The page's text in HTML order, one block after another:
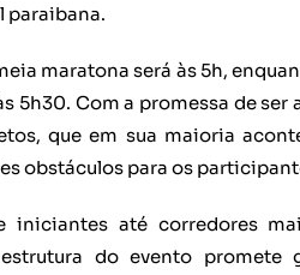
paraibana.
maratona será às 5h,
5h30. Com a promessa de ser
que em sua maioria
obstáculos para os
iniciantes até corredores
do evento